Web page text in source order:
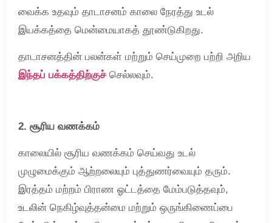
வைக்க உதவும் தாடாசனம் காலை நேரத்து உடல்
இயக்கத்தை மென்மையாகத் தூண்டுகிறது.
தாடாசனத்தின் பலன்கள் மற்றும் செய்முறை பற்றி அறிய
இந்தப் பக்கத்திற்குச்செல்லவும்.
2. சூரிய வணக்கம்
காலையில் சூரிய வணக்கம் செய்வது உடல்
முழுமைக்கும் ஆற்றலையும் புத்துணர்வையும் தரும்.
இரத்தம் மற்றம் பிராண ஓட்டத்தை மேம்படுத்தவும்,
உடலின் நெகிழ்வுத்தன்மை மற்றும் ஒருங்கிணைப்பை